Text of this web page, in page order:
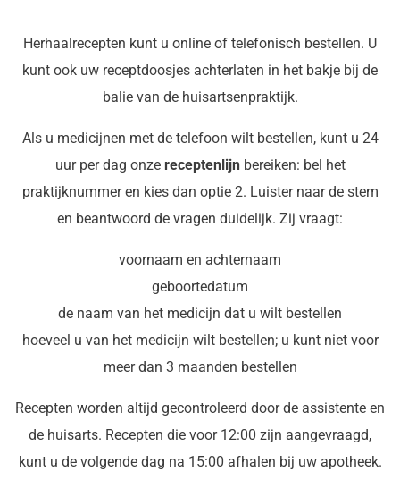
Herhaalrecepten kunt u online of telefonisch bestellen. U
kunt ook uw receptdoosjes achterlaten in het bakje bij de
balie van de huisartsenpraktijk.
Als u medicijnen met de telefoon wilt bestellen, kunt u 24
uur per dag onze receptenlijnbereiken: bel het
praktijknummer en kies dan optie 2. Luister naar de stem
en beantwoord de vragen duidelijk. Zij vraagt:
voornaam en achternaam
geboortedatum
de naam van het medicijn dat u wilt bestellen
hoeveel u van het medicijn wilt bestellen; u kunt niet voor
meer dan 3 maanden bestellen
Recepten worden altijd gecontroleerd door de assistente en
de huisarts. Recepten die voor 12:00 zijn aangevraagd,
kunt u de volgende dag na 15:00 afhalen bij uw apotheek.